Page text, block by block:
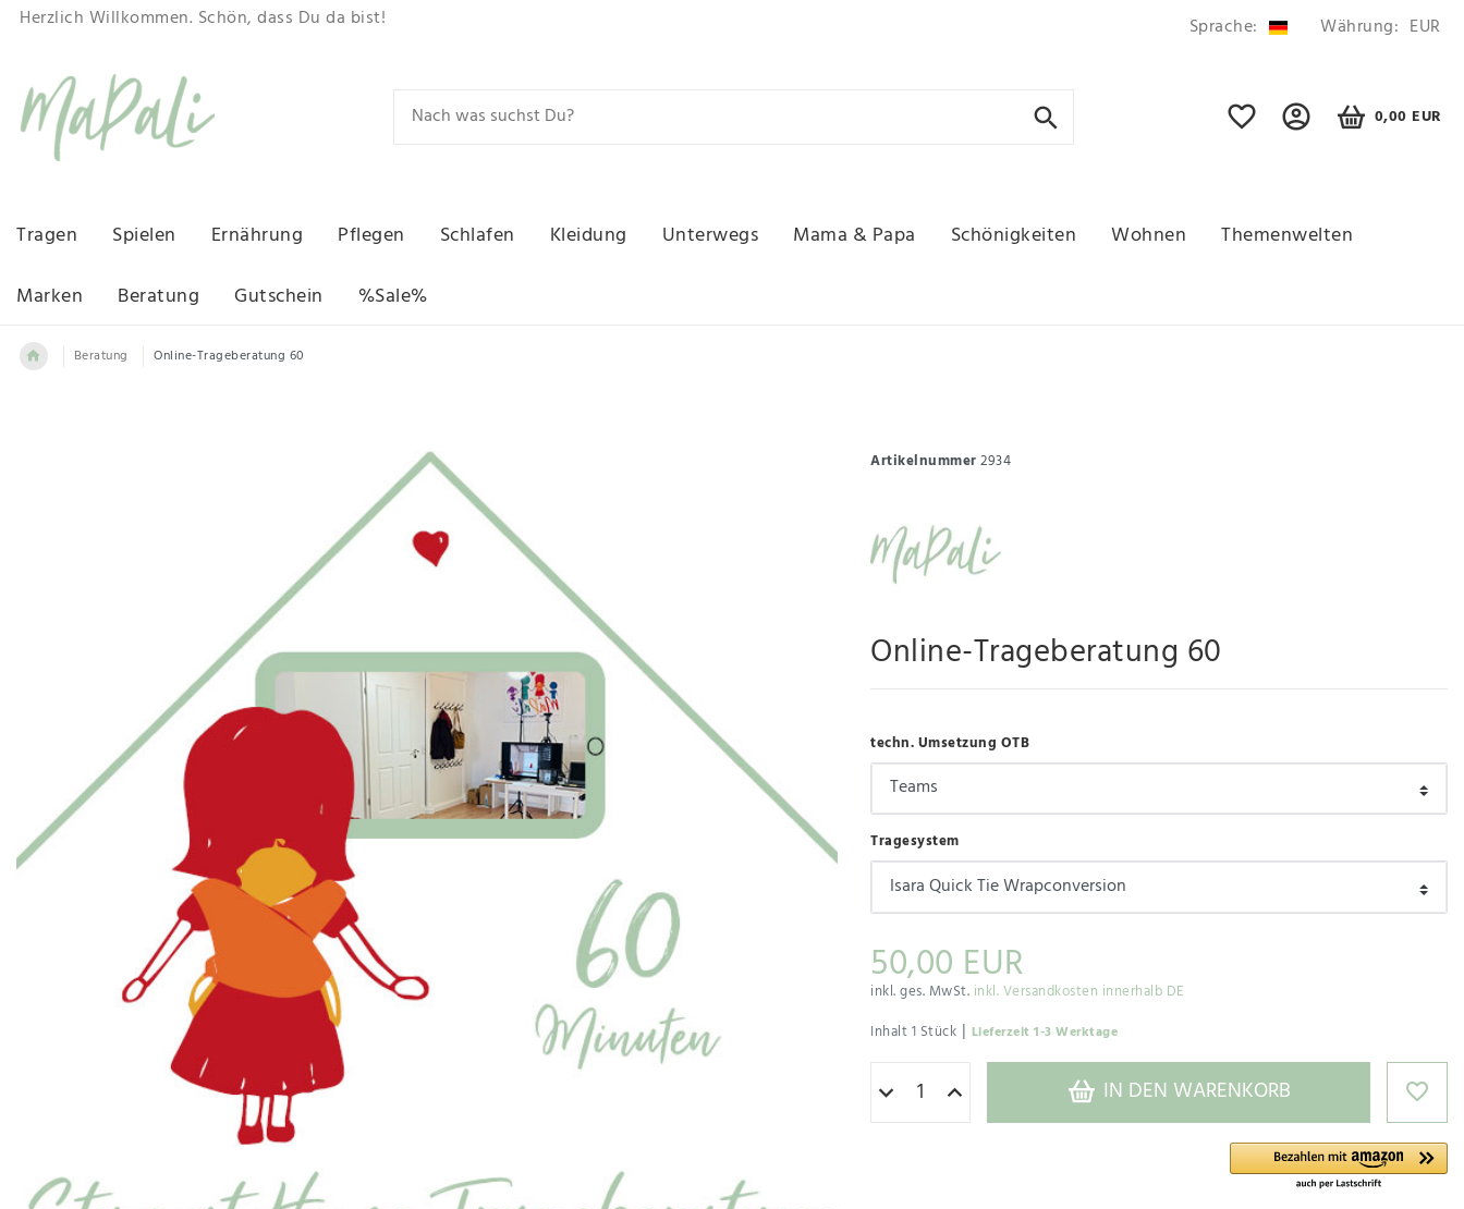
Herzlich Willkommen. Schön, dass Du da bist! Sprache: Währung: EUR
0,00 EUR
Tragen Spielen Ernährung Pflegen Schlafen Kleidung Unterwegs Mama & Papa Schönigkeiten Wohnen
Themenwelten
Marken
Beratung Gutschein %Sale%
Beratung Online-Trageberatung 60
Artikelnummer2934
Online-Trageberatung 60
techn. Umsetzung OTB
Tragesystem
50,00 EUR
inkl. ges. MwSt. inkl. Versandkosten innerhalb DE
Inhalt1 Stück | Lieferzeit 1-3 Werktage
IN DEN WARENKORB